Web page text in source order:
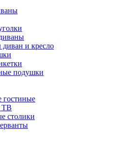
и кресло
подушки
гостиные
ТВ
столики